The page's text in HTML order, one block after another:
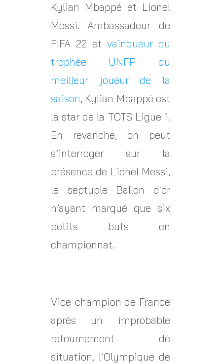
Kylian Mbappé et Lionel
Messi. Ambassadeur de
FIFA 22 et vainqueur du
trophée UNFP du
meilleur joueur de la
saison, Kylian Mbappé est
la star de la TOTS Ligue 1.
En revanche, on peut
s’interroger sur la
présence de Lionel Messi,
le septuple Ballon d’or
n’ayant marqué que six
petits buts en
championnat.
Vice-champion de France
après un improbable
retournement de
situation, l’Olympique de